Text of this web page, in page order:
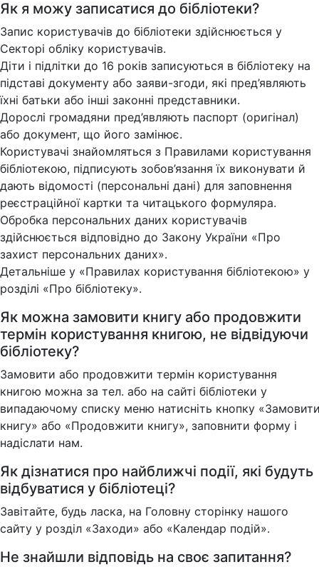
Як я можу записатися до бібліотеки?
Запис користувачів до бібліотеки здійснюється у
Секторі обліку користувачів.
Діти і підлітки до 16 років записуються в бібліотеку на
підставі документу або заяви-згоди, які пред’являють
їхні батьки або інші законні представники.
Дорослі громадяни пред’являють паспорт (оригінал)
або документ, що його замінює.
Користувачі знайомляться з Правилами користування
бібліотекою, підписують зобов’язання їх виконувати й
дають відомості (персональні дані) для заповнення
реєстраційної картки та читацького формуляра.
Обробка персональних даних користувачів
здійснюється відповідно до Закону України «Про
захист персональних даних».
Детальніше у «Правилах користування бібліотекою» у
розділі «Про бібліотеку».
Як можна замовити книгу або продовжити
термін користування книгою, не відвідуючи
бібліотеку?
Замовити або продовжити термін користування
книгою можна за тел. або на сайті бібліотеки у
випадаючому списку меню натисніть кнопку
книгу» або «Продовжити книгу», заповнити форму і
надіслати нам.
Як дізнатися про найближчі події, які будуть
відбуватися у бібліотеці?
Завітайте, будь ласка, на Головну сторінку нашого
сайту у розділ «Заходи» або «Календар подій».
Не знайшли відповідь на своє запитання?